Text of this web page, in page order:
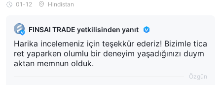
01-12 Hindistan
FINSAI TRADE yetkilisinden yanıt
Harika incelemeniz için teşekkür ederiz! Bizimle tica
ret yaparken olumlu bir deneyim yaşadığınızı duym
aktan memnun olduk.
Özgün